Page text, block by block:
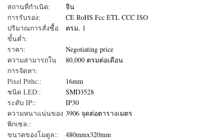
สถานที่กำเนิด:
จีน
การรับรอง:
CE RoHS Fcc ETL CCC ISO
ปริมาณการสั่งซื้อ
ขั้นต่ำ:
ตรม. 1
ราคา:
Negotiating price
ความสามารถใน
การจัดหา:
80,000 ตรมต่อเดือน
Pixel Pithc::
16mm
ชนิด LED::
SMD3528
ระดับ IP::
IP30
ความหนาแน่นของ
พิกเซล::
3906 จุดต่อตารางเมตร
ขนาดของโมดูล::
480mmx320mm